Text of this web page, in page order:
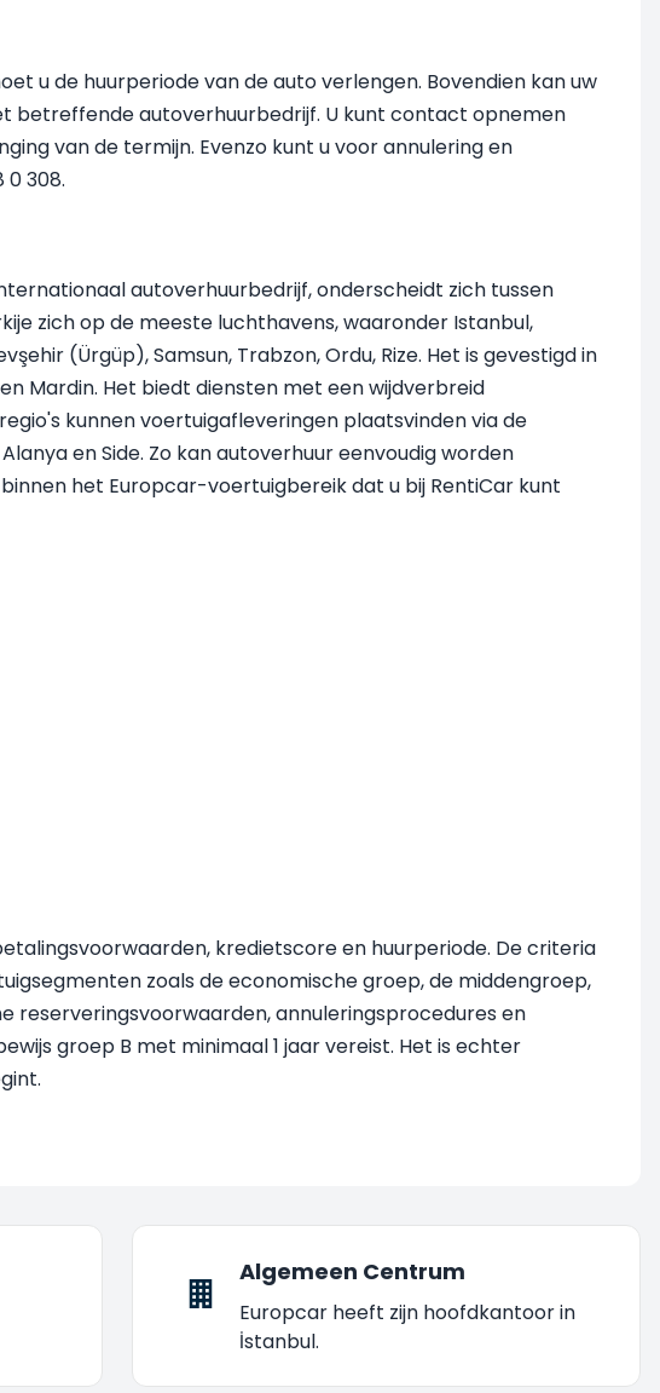
u de huurperiode van de auto verlengen. Bovendien kan uw
betreffende autoverhuurbedrijf. U kunt contact opnemen
van de termijn. Evenzo kunt u voor annulering en
308.
autoverhuurbedrijf, onderscheidt zich tussen
zich op de meeste luchthavens, waaronder Istanbul,
(Ürgüp), Samsun, Trabzon, Ordu, Rize. Het is gevestigd in
en Mardin. Het biedt diensten met een wijdverbreid
kunnen voertuigafleveringen plaatsvinden via de
en Side. Zo kan autoverhuur eenvoudig worden
het Europcar-voertuigbereik dat u bij RentiCar kunt
kredietscore en huurperiode. De criteria
zoals de economische groep, de middengroep,
reserveringsvoorwaarden, annuleringsprocedures en
groep B met minimaal 1 jaar vereist. Het is echter
Algemeen Centrum
Europcar heeft zijn hoofdkantoor in
İstanbul.